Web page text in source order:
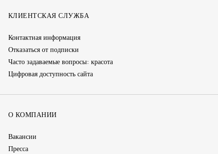
окно)
КЛИЕНТСКАЯ СЛУЖБА
Контактная информация
Отказаться от подписки
Часто задаваемые вопросы: красота
Цифровая доступность сайта
О КОМПАНИИ
Вакансии
Пресса